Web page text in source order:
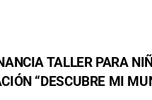
TALLER PARA
“DESCUBRE MI